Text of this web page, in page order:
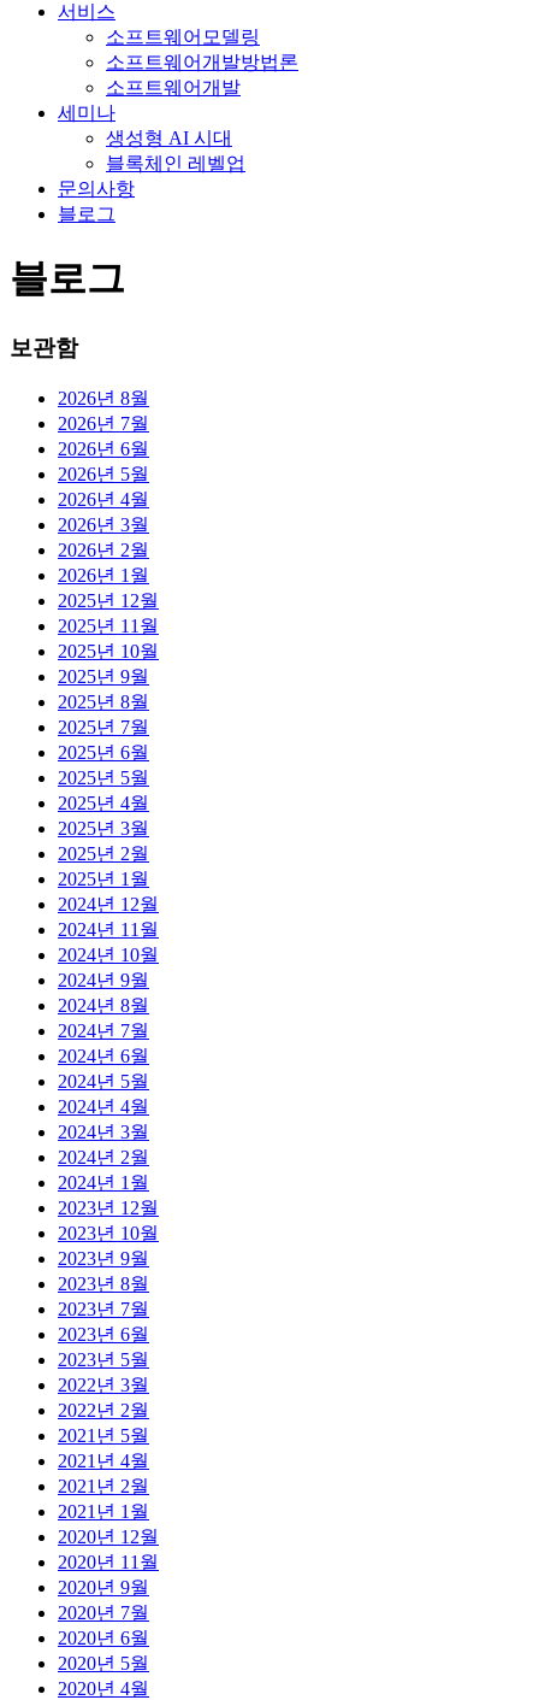
서비스
소프트웨어모델링
소프트웨어개발방법론
소프트웨어개발
세미나
생성형 AI 시대
블록체인 레벨업
문의사항
블로그
블로그
보관함
2026년 8월
2026년 7월
2026년 6월
2026년 5월
2026년 4월
2026년 3월
2026년 2월
2026년 1월
2025년 12월
2025년 11월
2025년 10월
2025년 9월
2025년 8월
2025년 7월
2025년 6월
2025년 5월
2025년 4월
2025년 3월
2025년 2월
2025년 1월
2024년 12월
2024년 11월
2024년 10월
2024년 9월
2024년 8월
2024년 7월
2024년 6월
2024년 5월
2024년 4월
2024년 3월
2024년 2월
2024년 1월
2023년 12월
2023년 10월
2023년 9월
2023년 8월
2023년 7월
2023년 6월
2023년 5월
2022년 3월
2022년 2월
2021년 5월
2021년 4월
2021년 2월
2021년 1월
2020년 12월
2020년 11월
2020년 9월
2020년 7월
2020년 6월
2020년 5월
2020년 4월